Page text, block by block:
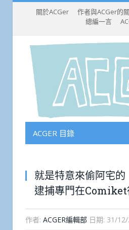
關於ACGer 作者與ACGer的
總編一言
ACGER 目錄
就是特意來偷阿宅的
逮捕專門在Comiket
作者: ACGER編輯部 日期: 31/